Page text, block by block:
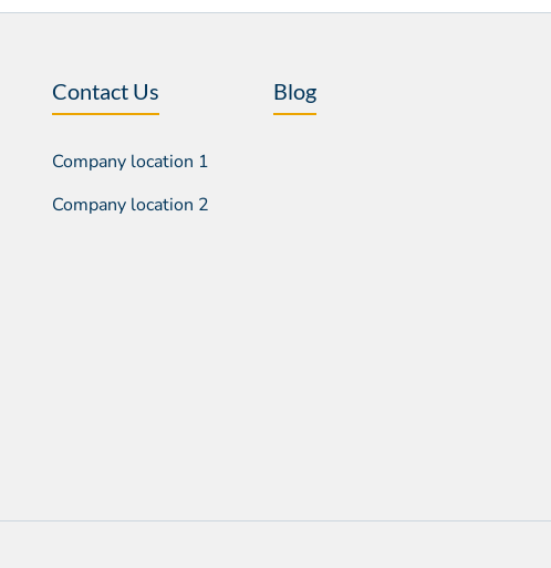
Contact Us
Company location 1
Company location 2
Blog